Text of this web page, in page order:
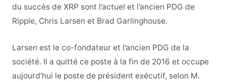
du succès de XRP sont l’actuel et l’ancien PDG de
Ripple, Chris Larsen et Brad Garlinghouse.
Larsen est le co-fondateur et l’ancien PDG de la
société. Il a quitté ce poste à la fin de 2016 et occupe
aujourd’hui le poste de président exécutif, selon M.